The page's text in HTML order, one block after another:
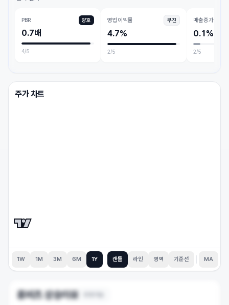
PBR 양호
0.7배
4/5
영업이익률 부진
4.7%
2/5
매출증가
0.1%
2/5
주가 차트
1W 1M 3M 6M 1Y 캔들 라인 영역 기준선 MA
휴비츠상승이유